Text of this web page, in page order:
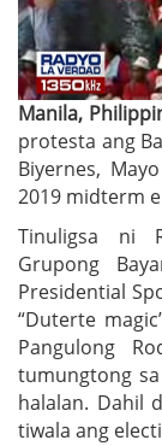
Manila,
protesta ang
Biyernes,
2019 midterm
Tinuligsa ni
Grupong
Presidential
“Duterte
Pangulong
tumungtong
halalan. Dahil
tiwala ang